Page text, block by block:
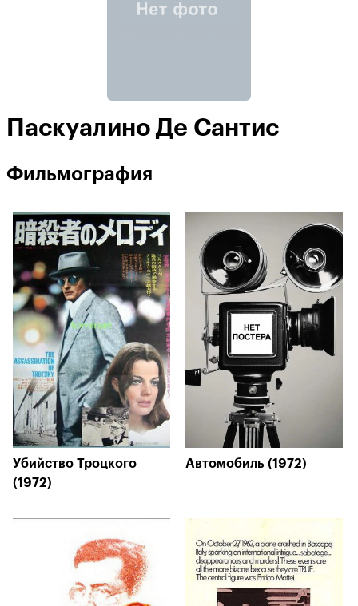
Паскуалино Де Сантис
Фильмография
Убийство Троцкого
(1972)
Автомобиль (1972)